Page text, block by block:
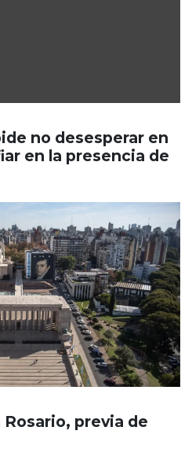
no desesperar en
en la presencia de
previa de